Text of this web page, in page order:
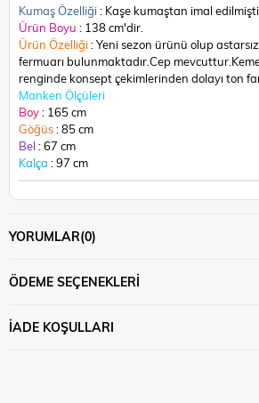
Kumaş Özelliği: Kaşe kumaştan imal
Ürün Boyu : 138 cm'dir.
Ürün Özelliği: Yeni sezon ürünü olup
fermuarı bulunmaktadır.Cep
renginde konsept çekimlerinden dolayı ton
Manken Ölçüleri
Boy: 165 cm
Göğüs: 85 cm
Bel : 67 cm
Kalça : 97 cm
YORUMLAR(0)
ÖDEME SEÇENEKLERI
İADE KOŞULLARI